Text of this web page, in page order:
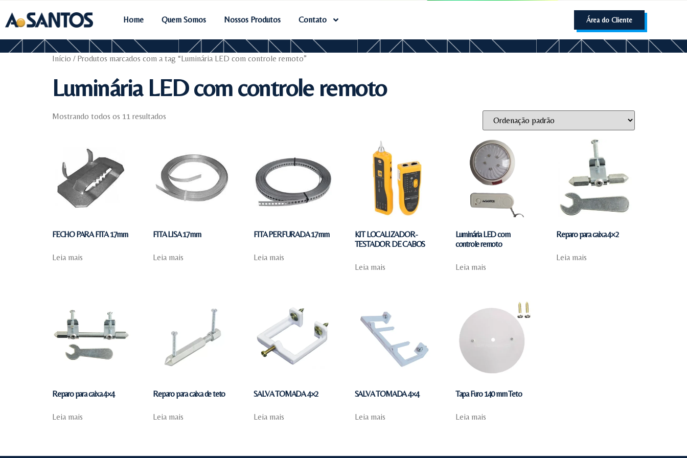
Home Quem Somos Nossos Produtos Contato Área do Cliente
Início / Produtos marcados com a tag “Luminária LED com controle remoto”
Luminária LED com controle remoto
Mostrando todos os 11 resultados
FECHO PARA FITA 17mm
Leia mais
FITA LISA 17mm
Leia mais
FITA PERFURADA 17mm
Leia mais
KIT LOCALIZADOR-
TESTADOR DE CABOS
Leia mais
Luminária LED com
controle remoto
Leia mais
Reparo para caixa 4×2
Leia mais
Reparo para caixa 4×4
Leia mais
Reparo para caixa de teto
Leia mais
SALVA TOMADA 4×2
Leia mais
SALVA TOMADA 4×4
Leia mais
Tapa Furo 140 mm Teto
Leia mais